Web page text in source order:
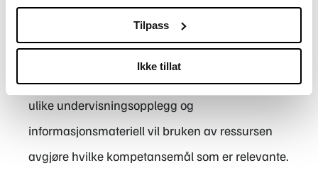
Tilpass
Ikke tillat
Oversikten er ment som et utgangspunkt, og
siden mange av ressursene inneholder flere
ulike undervisningsopplegg og
informasjonsmateriell vil bruken av ressursen
avgjøre hvilke kompetansemål som er relevante.